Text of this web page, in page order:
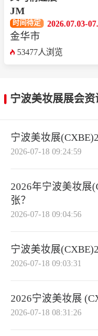
JM
时间待定 2026.07.03-
金华市
53477人浏览
宁波美妆展展会资
宁波美妆展
2026-07-18 09:24:59
2026年宁波美妆展
张？
2026-07-18 09:04:56
宁波美妆展
2026-07-18 09:03:31
2026宁波美妆展
2026-07-18 08:31:26